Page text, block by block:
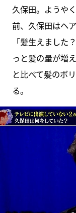
久保田。ようや
前、久保田はヘ
「髪生えました
っと髪の量が増
と比べて髪のボ
る。